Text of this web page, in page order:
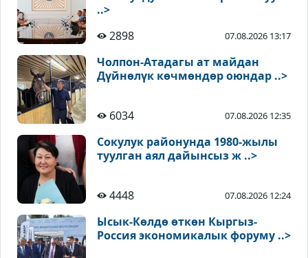
..>
2898
07.08.2026 13:17
Чолпон-Атадагы ат майдан
Дүйнөлүк көчмөндөр оюндар ..>
6034 07.08.2026 12:35
Сокулук районунда 1980-жылы
туулган аял дайынсыз ж ..>
4448 07.08.2026 12:24
Ысык-Көлдө өткөн Кыргыз-
Россия экономикалык форуму ..>